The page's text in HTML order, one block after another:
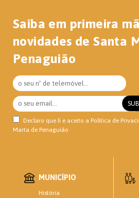
Saiba em primeira
novidades de Santa
Penaguião
Declaro que li e aceito a Política de
Marta de Penaguião
MUNICÍPIO
História